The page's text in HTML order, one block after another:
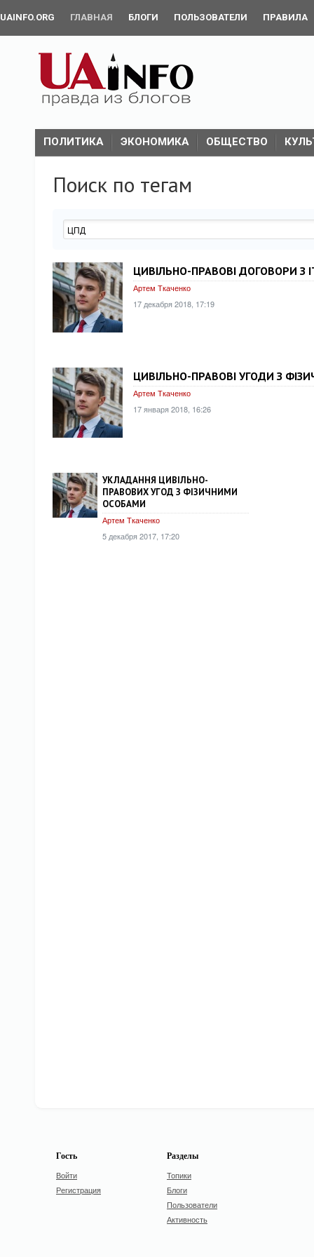
UAINFO.ORG ГЛАВНАЯ БЛОГИ ПОЛЬЗОВАТЕЛИ ПРАВИЛА
ПОЛИТИКА ЭКОНОМИКА ОБЩЕСТВО
Поиск по тегам
ЦИВІЛЬНО-ПРАВОВІ ДОГОВОРИ З
Артем Ткаченко
17 декабря 2018, 17:19
ЦИВІЛЬНО-ПРАВОВІ УГОДИ З
Артем Ткаченко
17 января 2018, 16:26
УКЛАДАННЯ ЦИВІЛЬНО-
ПРАВОВИХ УГОД З ФІЗИЧНИМИ
ОСОБАМИ
Артем Ткаченко
5 декабря 2017, 17:20
Гость
Войти
Регистрация
Разделы
Топики
Блоги
Пользователи
Активность